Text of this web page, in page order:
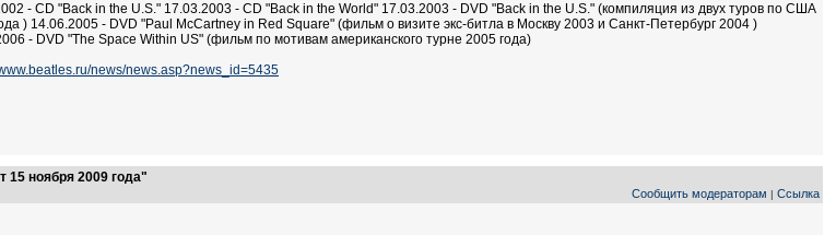
- CD "Back in the U.S." 17.03.2003 - CD "Back in the World" 17.03.2003 - DVD "Back in the U.S." (компиляция из двух туров по США
) 14.06.2005 - DVD "Paul McCartney in Red Square" (фильм о визите экс-битла в Москву 2003 и Санкт-Петербург 2004 )
- DVD "The Space Within US" (фильм по мотивам американского турне 2005 года)
news/news.asp?news_id=5435
ноября 2009 года"
Сообщить модераторам | Ссылка